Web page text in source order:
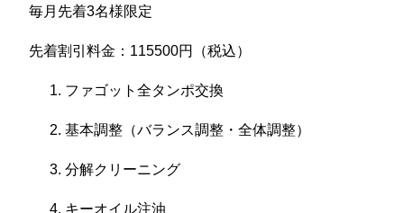
毎月先着3名様限定
先着割引料金：115500円（税込）
ファゴット全タンポ交換
基本調整（バランス調整・全体調整）
分解クリーニング
キーオイル注油